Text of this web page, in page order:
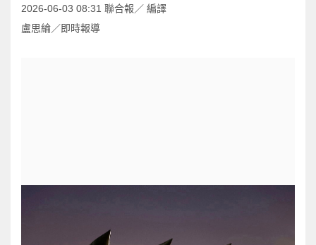
2026-06-03 08:31 聯合報／ 編譯
盧思綸／即時報導